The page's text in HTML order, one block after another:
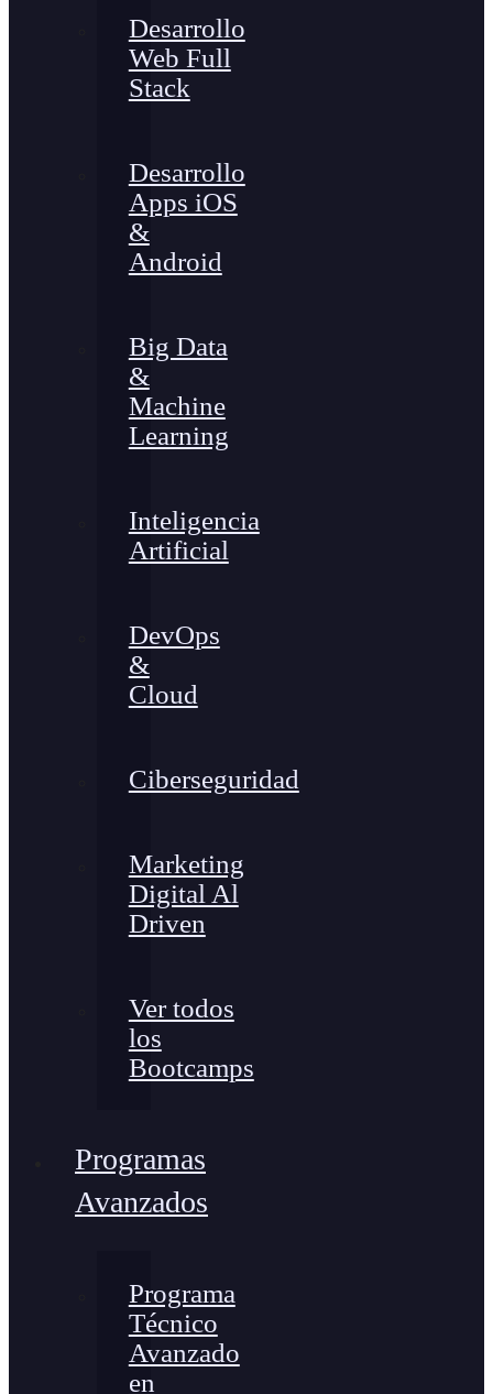
Desarrollo
Web Full
Stack
Desarrollo
Apps iOS
&
Android
Big Data
&
Machine
Learning
Inteligencia
Artificial
DevOps
&
Cloud
Ciberseguridad
Marketing
Digital Al
Driven
Ver todos
los
Bootcamps
Programas
Avanzados
Programa
Técnico
Avanzado
en